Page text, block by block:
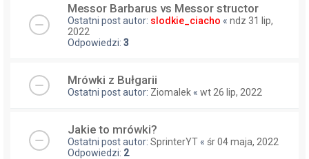
Messor Barbarus vs Messor structor
Ostatni post autor: slodkie_ciacho « ndz 31 lip,
2022
Odpowiedzi: 3
Mrówki z Bułgarii
Ostatni post autor: Ziomalek « wt 26 lip, 2022
Jakie to mrówki?
Ostatni post autor: SprinterYT « śr 04 maja, 2022
Odpowiedzi: 2